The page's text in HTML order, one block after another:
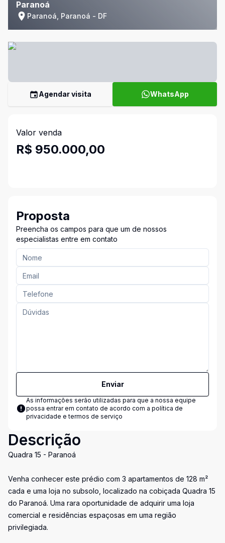
Paranoá
Paranoá, Paranoá - DF
Agendar visita WhatsApp
Valor venda
R$ 950.000,00
Proposta
Preencha os campos para que um de nossos
especialistas entre em contato
Enviar
As informações serão utilizadas para que a nossa equipe
possa entrar em contato de acordo com a política de
privacidade e termos de serviço
Descrição
Quadra 15 - Paranoá
Venha conhecer este prédio com 3 apartamentos de 128 m²
cada e uma loja no subsolo, localizado na cobiçada Quadra 15
do Paranoá. Uma rara oportunidade de adquirir uma loja
comercial e residências espaçosas em uma região
privilegiada.